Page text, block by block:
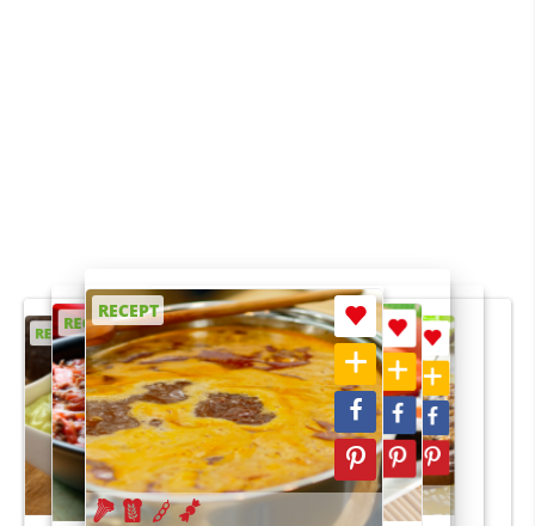
RECEPT
RECEPT
RECEPT
RECEPT
RECEPT